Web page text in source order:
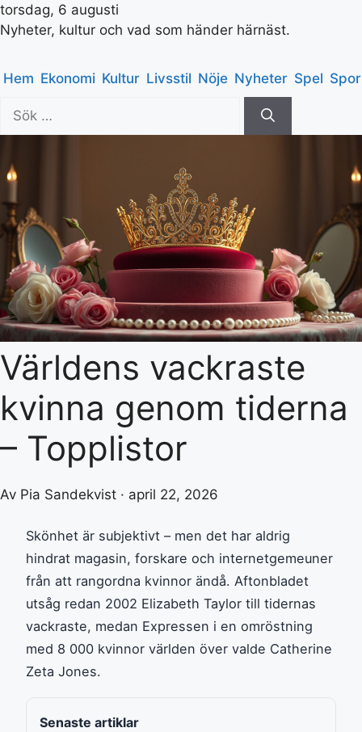
torsdag, 6 augusti
Nyheter, kultur och vad som händer härnäst.
Hem Ekonomi Kultur Livsstil Nöje Nyheter Spel
Sök
efter:
Världens vackraste
kvinna genom tiderna
– Topplistor
Av Pia Sandekvist · april 22, 2026
Skönhet är subjektivt – men det har aldrig
hindrat magasin, forskare och internetgemeuner
från att rangordna kvinnor ändå. Aftonbladet
utsåg redan 2002 Elizabeth Taylor till tidernas
vackraste, medan Expressen i en omröstning
med 8 000 kvinnor världen över valde Catherine
Zeta Jones.
Senaste artiklar